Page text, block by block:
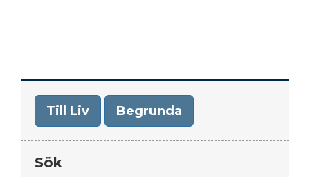
Till Liv Begrunda
Sök